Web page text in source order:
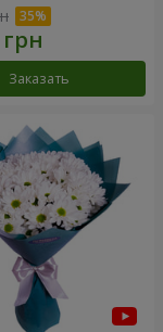
Заказать